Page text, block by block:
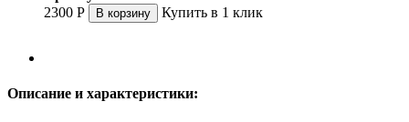
2300 Р В корзину Купить в 1 клик
Описание и характеристики: